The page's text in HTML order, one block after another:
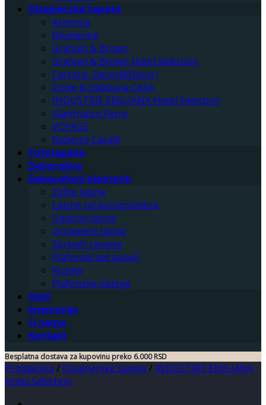
Dizajnerske tapete
Armonia
Blumarine
Graham & Brown
Graham & Brown Hotel Selection
Carrara- Decori&Decori
Dolce & Gabbana CASA
INDUSTRIE EMILIANA Hotel Selection
Gianfranco Ferre
VOYAGE
Roberto Cavalli
Fototapete
Dekorativa
Dekorativni elementi
Zidne lajsne
Lajsne od duropolimera
Ugaone lajsne
Ornament lajsne
Skrivači rasvete
Plafonski led paneli
Rozete
Plafonske obloge
Alati
Inspiracija
O nama
Kontakt
Besplatna dostava za kupovinu preko 6.000 RSD
Prodavnica / Dizajnerske tapete / INDUSTRIE EMILIANA
Hotel Selection